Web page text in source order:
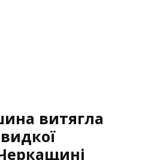
витягла